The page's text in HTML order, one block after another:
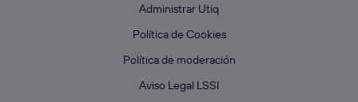
Administrar Utiq
Política de Cookies
Política de moderación
Aviso Legal LSSI